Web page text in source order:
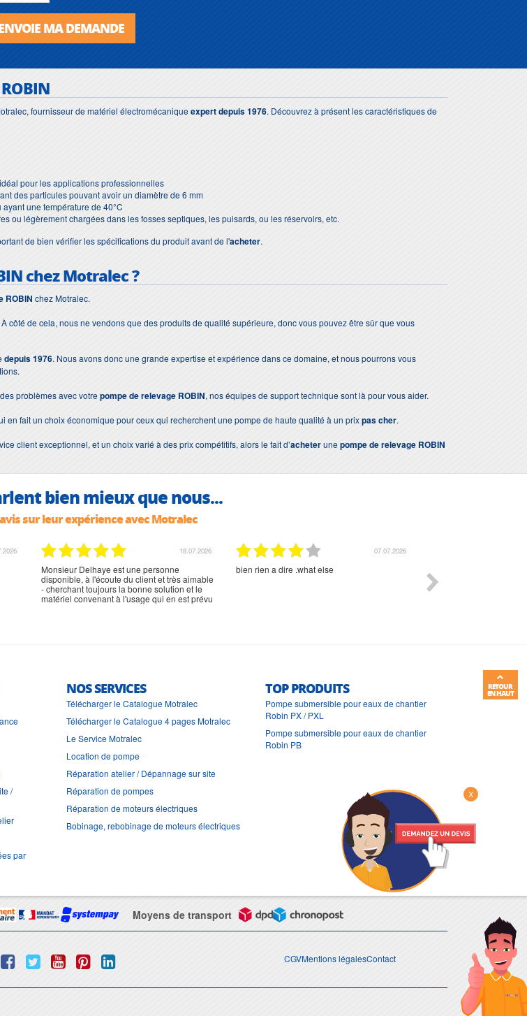
MA DEMANDE
fournisseur de matériel électromécaniqueexpert depuis 1976. Découvrez à présent les caractéristiques de
pour les applications professionnelles
des particules pouvant avoir un diamètre de 6 mm
une température de 40°C
ou légèrement chargées dans les fosses septiques, les puisards, ou les réservoirs, etc.
de bien vérifier les spécifications du produit avant de l'acheter.
chez Motralec ?
ROBIN chez Motralec.
de cela, nous ne vendons que des produits de qualité supérieure, donc vous pouvez être sûr que vous
depuis 1976. Nous avons donc une grande expertise et expérience dans ce domaine, et nous pourrons vous
problèmes avec votrepompe de relevage ROBIN, nos équipes de support technique sont là pour vous aider.
en fait un choix économique pour ceux qui recherchent une pompe de haute qualité à un prixpas cher.
client exceptionnel, et un choix varié à des prix compétitifs, alors le fait d’acheterunepompe de relevage ROBIN
bien mieux que nous...
sur leur expérience avec Motralec
07.07.2026
bien rien a dire .what else
02.07.2026
RAS
/
par
NOS SERVICES
Télécharger le Catalogue Motralec
Télécharger le Catalogue 4 pages Motralec
Le Service Motralec
Location de pompe
Réparation atelier / Dépannage sur site
Réparation de pompes
Réparation de moteurs électriques
Bobinage, rebobinage de moteurs électriques
TOP PRODUITS
Pompe submersible pour eaux de chantier
Robin PX / PXL
Pompe submersible pour eaux de chantier
Robin PB
Moyens de transport
CGVMentions légalesContact
X
RETOUR
EN HAUT